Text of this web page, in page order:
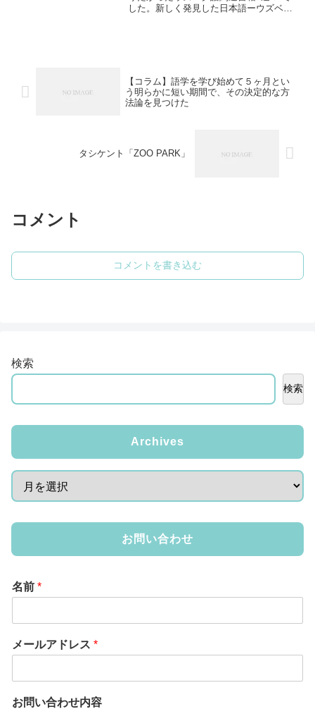
した。新しく発見した日本語ーウズベク
ウズベク語の学習難易度→比較的易し
い。ウズベク語の学習方法→指定の大学
もしくは自己学習。
【コラム】語学を学び始めて５ヶ月とい
う明らかに短い期間で、その決定的な方
法論を見つけた
タシケント「ZOO PARK」
コメント
コメントを書き込む
検索
検索
Archives
お問い合わせ
名前 *
メールアドレス *
お問い合わせ内容